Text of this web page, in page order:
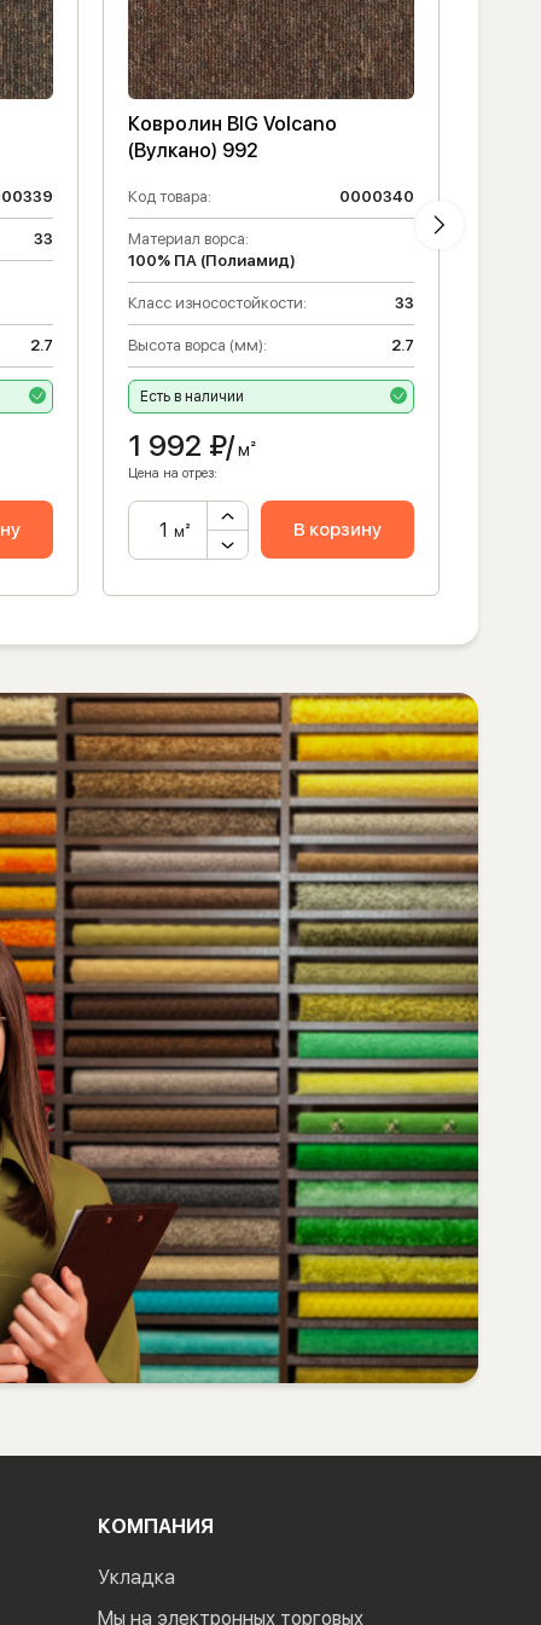
33
2.7
Ковролин BIG Volcano
(Вулкано) 992
Код товара: 0000340
Материал ворса:
100% ПА (Полиамид)
Класс износостойкости: 33
Высота ворса (мм): 2.7
Есть в наличии
1 992 ₽/м²
Цена на отрез:
м² В корзину
КОМПАНИЯ
Укладка
Мы на электронных торговых